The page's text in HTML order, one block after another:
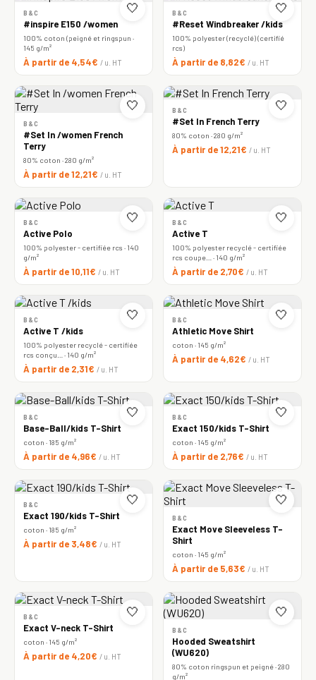
🤍
B&C
#inspire E150 /women
100% coton (peigné et ringspun ·
145 g/m²
À partir de 4,54€ / u. HT
🤍
B&C
#Reset Windbreaker /kids
100% polyester (recyclé) (certifié
rcs)
À partir de 8,82€ / u. HT
🤍
B&C
#Set In /women French
Terry
80% coton · 280 g/m²
À partir de 12,21€ / u. HT
🤍
B&C
#Set In French Terry
80% coton · 280 g/m²
À partir de 12,21€ / u. HT
🤍
B&C
Active Polo
100% polyester - certifiée rcs · 140
g/m²
À partir de 10,11€ / u. HT
🤍
B&C
Active T
100% polyester recyclé - certifiée
rcs coupe… · 140 g/m²
À partir de 2,70€ / u. HT
🤍
B&C
Active T /kids
100% polyester recyclé - certifiée
rcs conçu… · 140 g/m²
À partir de 2,31€ / u. HT
🤍
B&C
Athletic Move Shirt
coton · 145 g/m²
À partir de 4,62€ / u. HT
🤍
B&C
Base-Ball/kids T-Shirt
coton · 185 g/m²
À partir de 4,96€ / u. HT
🤍
B&C
Exact 150/kids T-Shirt
coton · 145 g/m²
À partir de 2,76€ / u. HT
🤍
B&C
Exact 190/kids T-Shirt
coton · 185 g/m²
À partir de 3,48€ / u. HT
🤍
B&C
Exact Move Sleeveless T-
Shirt
coton · 145 g/m²
À partir de 5,63€ / u. HT
🤍
B&C
Exact V-neck T-Shirt
coton · 145 g/m²
À partir de 4,20€ / u. HT
🤍
B&C
Hooded Sweatshirt
(WU620)
80% coton ringspun et peigné · 280
g/m²